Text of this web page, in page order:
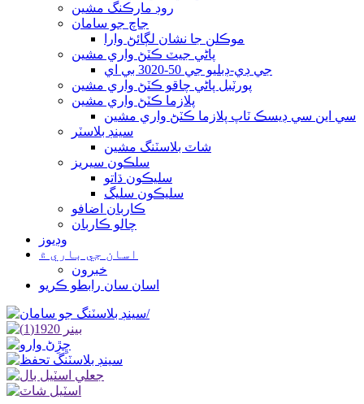
روڊ مارڪنگ مشين
جاچ جو سامان
موڪلن جا نشان لڳائڻ وارا
پاڻي جيٽ ڪٽڻ واري مشين
جي ڊي-ڊبليو جي 50-3020 بي اي
پورٽبل پاڻي چاقو ڪٽڻ واري مشين
پلازما ڪٽڻ واري مشين
سي اين سي ڊيسڪ ٽاپ پلازما ڪٽڻ واري مشين
سينڊ بلاسٽر
شاٽ بلاسٽنگ مشين
سلڪون سيريز
سليڪون ڌاتو
سليڪون سليگ
ڪاربان اضافو
چالو ڪاربان
وڊيوز
اسان جي باري ۾
خبرون
اسان سان رابطو ڪريو